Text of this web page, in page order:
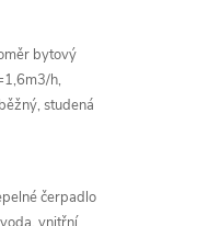
bytový
h,
studená
čerpadlo